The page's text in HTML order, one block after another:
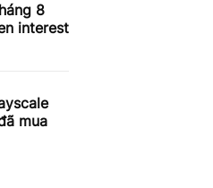
8
interest
mua